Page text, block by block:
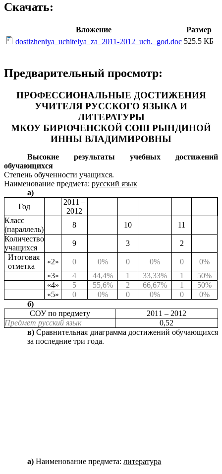
Скачать:
Вложение
Размер
dostizheniya_uchitelya_za_2011-2012_uch._god.doc 525.5 КБ
Предварительный просмотр:
ПРОФЕССИОНАЛЬНЫЕ ДОСТИЖЕНИЯ
УЧИТЕЛЯ РУССКОГО ЯЗЫКА И
ЛИТЕРАТУРЫ
МКОУ БИРЮЧЕНСКОЙ СОШ РЫНДИНОЙ
ИННЫ ВЛАДИМИРОВНЫ
Высокие результаты учебных достижений
обучающихся
Степень обученности учащихся.
Наименование предмета: русский язык
а)
Год
2011 –
2012
Класс
(параллель)
8 10
11
Количество
учащихся
9 3
2
Итоговая
отметка
«2» 0 0% 0 0% 0
0%
«3»
4 44,4% 1 33,33% 1
50%
«4»
5 55,6% 2 66,67% 1
50%
«5»
0 0% 0 0% 0
0%
б)
СОУ по предмету
2011 – 2012
Предмет русский язык
0,52
в) Сравнительная диаграмма достижений обучающихся
за последние три года.
а) Наименование предмета:литература